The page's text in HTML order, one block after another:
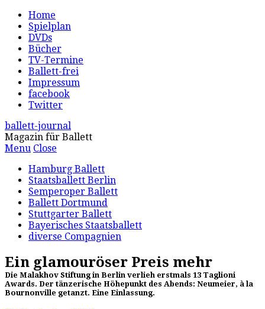
Home
Spielplan
DVDs
Bücher
TV-Termine
Ballett-frei
Impressum
facebook
Twitter
ballett-journal
Magazin für Ballett
Menu Close
Hamburg Ballett
Staatsballett Berlin
Semperoper Ballett
Ballett Dortmund
Stuttgarter Ballett
Bayerisches Staatsballett
diverse Compagnien
Ein glamouröser Preis mehr
Die Malakhov Stiftung in Berlin verlieh erstmals 13 Taglioni
Awards. Der tänzerische Höhepunkt des Abends: Neumeier, à la
Bournonville getanzt. Eine Einlassung.